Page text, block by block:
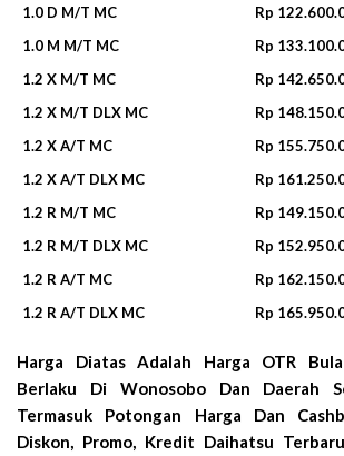
1.0 D M/T MC
Rp
1.0 M M/T MC
Rp
1.2 X M/T MC
Rp
1.2 X M/T DLX MC
Rp
1.2 X A/T MC
Rp
1.2 X A/T DLX MC
Rp
1.2 R M/T MC
Rp
1.2 R M/T DLX MC
Rp
1.2 R A/T MC
Rp
1.2 R A/T DLX MC
Rp
Harga Diatas Adalah Harga OTR
Berlaku Di Wonosobo Dan Daerah
Termasuk Potongan Harga Dan
Diskon, Promo, Kredit Daihatsu